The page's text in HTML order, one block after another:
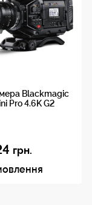
Blackmagic
Pro 4.6K G2
грн.